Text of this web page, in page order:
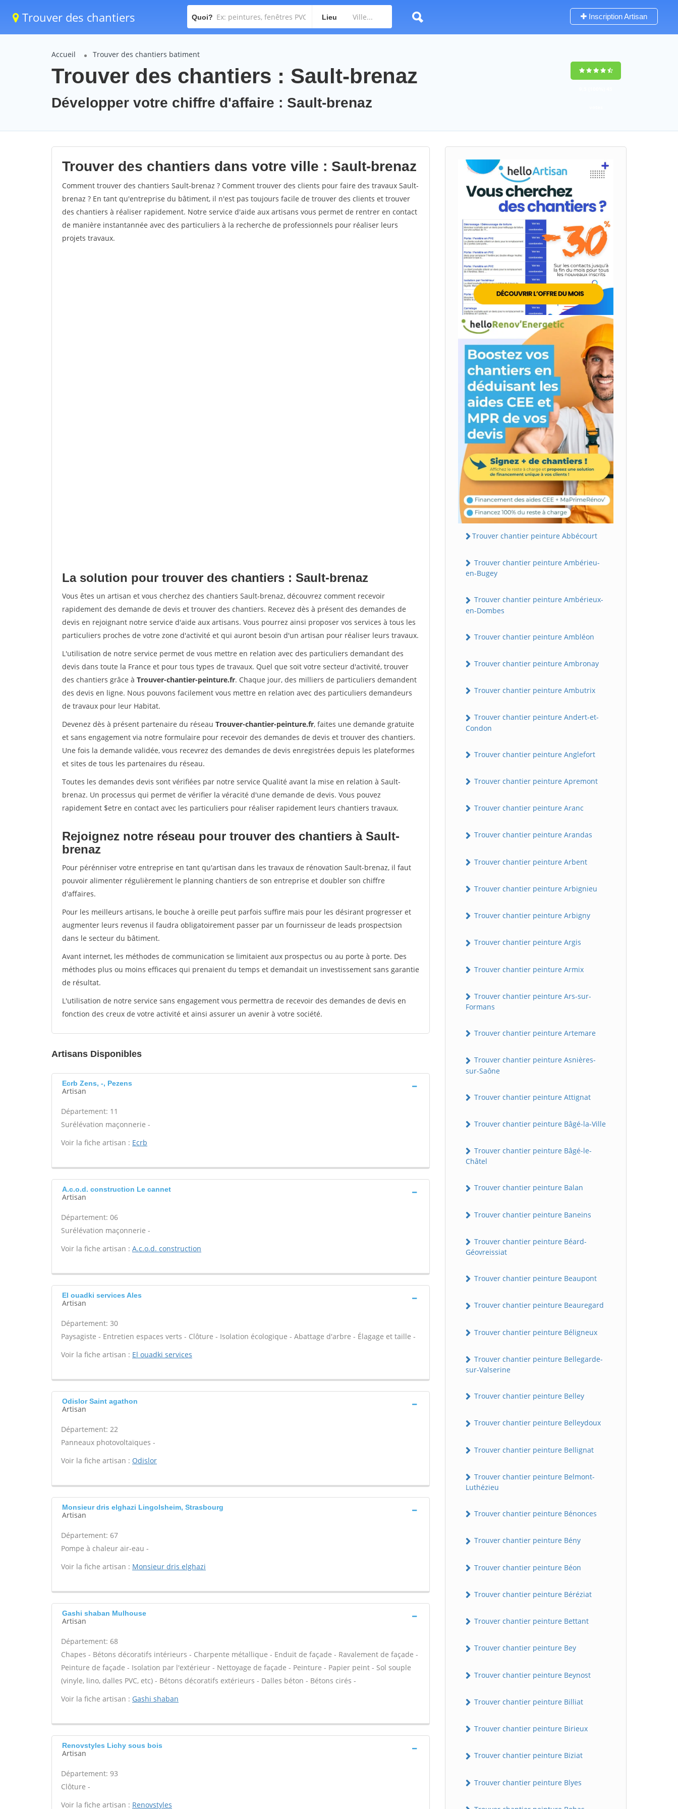
Trouver des chantiers Quoi? Lieu Inscription Artisan
Accueil Trouver des chantiers batiment
Trouver des chantiers : Sault-brenaz
Développer votre chiffre d'affaire : Sault-brenaz
Trouver des chantiers dans votre ville : Sault-brenaz
Comment trouver des chantiers Sault-brenaz ? Comment trouver des clients pour faire des travaux Sault-
brenaz ? En tant qu'entreprise du bâtiment, il n'est pas toujours facile de trouver des clients et trouver
des chantiers à réaliser rapidement. Notre service d'aide aux artisans vous permet de rentrer en contact
de manière instantannée avec des particuliers à la recherche de professionnels pour réaliser leurs
projets travaux.
La solution pour trouver des chantiers : Sault-brenaz
Vous êtes un artisan et vous cherchez des chantiers Sault-brenaz, découvrez comment recevoir
rapidement des demande de devis et trouver des chantiers. Recevez dès à présent des demandes de
devis en rejoignant notre service d'aide aux artisans. Vous pourrez ainsi proposer vos services à tous les
particuliers proches de votre zone d'activité et qui auront besoin d'un artisan pour réaliser leurs travaux.
L'utilisation de notre service permet de vous mettre en relation avec des particuliers demandant des
devis dans toute la France et pour tous types de travaux. Quel que soit votre secteur d'activité, trouver
des chantiers grâce à Trouver-chantier-peinture.fr. Chaque jour, des milliers de particuliers demandent
des devis en ligne. Nous pouvons facilement vous mettre en relation avec des particuliers demandeurs
de travaux pour leur Habitat.
Devenez dès à présent partenaire du réseau Trouver-chantier-peinture.fr, faites une demande gratuite
et sans engagement via notre formulaire pour recevoir des demandes de devis et trouver des chantiers.
Une fois la demande validée, vous recevrez des demandes de devis enregistrées depuis les plateformes
et sites de tous les partenaires du réseau.
Toutes les demandes devis sont vérifiées par notre service Qualité avant la mise en relation à Sault-
brenaz. Un processus qui permet de vérifier la véracité d'une demande de devis. Vous pouvez
rapidement $etre en contact avec les particuliers pour réaliser rapidement leurs chantiers travaux.
Rejoignez notre réseau pour trouver des chantiers à Sault-
brenaz
Pour pérénniser votre entreprise en tant qu'artisan dans les travaux de rénovation Sault-brenaz, il faut
pouvoir alimenter régulièrement le planning chantiers de son entreprise et doubler son chiffre
d'affaires.
Pour les meilleurs artisans, le bouche à oreille peut parfois suffire mais pour les désirant progresser et
augmenter leurs revenus il faudra obligatoirement passer par un fournisseur de leads prospectsion
dans le secteur du bâtiment.
Avant internet, les méthodes de communication se limitaient aux prospectus ou au porte à porte. Des
méthodes plus ou moins efficaces qui prenaient du temps et demandait un investissement sans garantie
de résultat.
L'utilisation de notre service sans engagement vous permettra de recevoir des demandes de devis en
fonction des creux de votre activité et ainsi assurer un avenir à votre société.
Artisans Disponibles
Ecrb Zens, -, Pezens
Artisan
Département: 11
Surélévation maçonnerie -
Voir la fiche artisan : Ecrb
A.c.o.d. construction Le cannet
Artisan
Département: 06
Surélévation maçonnerie -
Voir la fiche artisan : A.c.o.d. construction
El ouadki services Ales
Artisan
Département: 30
Paysagiste - Entretien espaces verts - Clôture - Isolation écologique - Abattage d'arbre - Élagage et taille -
Voir la fiche artisan : El ouadki services
Odislor Saint agathon
Artisan
Département: 22
Panneaux photovoltaïques -
Voir la fiche artisan : Odislor
Monsieur dris elghazi Lingolsheim, Strasbourg
Artisan
Département: 67
Pompe à chaleur air-eau -
Voir la fiche artisan : Monsieur dris elghazi
Gashi shaban Mulhouse
Artisan
Département: 68
Chapes - Bétons décoratifs intérieurs - Charpente métallique - Enduit de façade - Ravalement de façade -
Peinture de façade - Isolation par l'extérieur - Nettoyage de façade - Peinture - Papier peint - Sol souple
(vinyle, lino, dalles PVC, etc) - Bétons décoratifs extérieurs - Dalles béton - Bétons cirés -
Voir la fiche artisan : Gashi shaban
Renovstyles Lichy sous bois
Artisan
Département: 93
Clôture -
Voir la fiche artisan : Renovstyles
Trouver chantier peinture Abbécourt
Trouver chantier peinture Ambérieu-
en-Bugey
Trouver chantier peinture Ambérieux-
en-Dombes
Trouver chantier peinture Ambléon
Trouver chantier peinture Ambronay
Trouver chantier peinture Ambutrix
Trouver chantier peinture Andert-et-
Condon
Trouver chantier peinture Anglefort
Trouver chantier peinture Apremont
Trouver chantier peinture Aranc
Trouver chantier peinture Arandas
Trouver chantier peinture Arbent
Trouver chantier peinture Arbignieu
Trouver chantier peinture Arbigny
Trouver chantier peinture Argis
Trouver chantier peinture Armix
Trouver chantier peinture Ars-sur-
Formans
Trouver chantier peinture Artemare
Trouver chantier peinture Asnières-
sur-Saône
Trouver chantier peinture Attignat
Trouver chantier peinture Bâgé-la-Ville
Trouver chantier peinture Bâgé-le-
Châtel
Trouver chantier peinture Balan
Trouver chantier peinture Baneins
Trouver chantier peinture Béard-
Géovreissiat
Trouver chantier peinture Beaupont
Trouver chantier peinture Beauregard
Trouver chantier peinture Béligneux
Trouver chantier peinture Bellegarde-
sur-Valserine
Trouver chantier peinture Belley
Trouver chantier peinture Belleydoux
Trouver chantier peinture Bellignat
Trouver chantier peinture Belmont-
Luthézieu
Trouver chantier peinture Bénonces
Trouver chantier peinture Bény
Trouver chantier peinture Béon
Trouver chantier peinture Béréziat
Trouver chantier peinture Bettant
Trouver chantier peinture Bey
Trouver chantier peinture Beynost
Trouver chantier peinture Billiat
Trouver chantier peinture Birieux
Trouver chantier peinture Biziat
Trouver chantier peinture Blyes